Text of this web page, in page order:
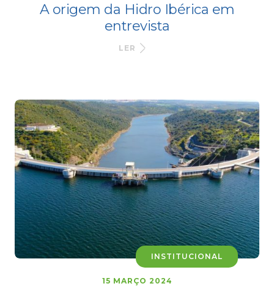
A origem da Hidro Ibérica em
entrevista
LER
INSTITUCIONAL
15 MARÇO 2024